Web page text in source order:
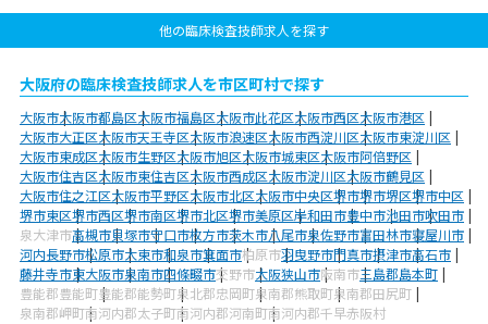
他の臨床検査技師求人を探す
大阪府の臨床検査技師求人を市区町村で探す
大阪市大阪市都島区大阪市福島区大阪市此花区大阪市西区大阪市港区
大阪市大正区大阪市天王寺区大阪市浪速区大阪市西淀川区大阪市東淀川区
大阪市東成区大阪市生野区大阪市旭区大阪市城東区大阪市阿倍野区
大阪市住吉区大阪市東住吉区大阪市西成区大阪市淀川区大阪市鶴見区
大阪市住之江区大阪市平野区大阪市北区大阪市中央区堺市堺市堺区堺市中区
堺市東区堺市西区堺市南区堺市北区堺市美原区岸和田市豊中市池田市吹田市
泉大津市高槻市貝塚市守口市枚方市茨木市八尾市泉佐野市富田林市寝屋川市
河内長野市松原市大東市和泉市箕面市柏原市羽曳野市門真市摂津市高石市
藤井寺市東大阪市泉南市四條畷市交野市大阪狭山市阪南市三島郡島本町
豊能郡豊能町豊能郡能勢町泉北郡忠岡町泉南郡熊取町泉南郡田尻町
泉南郡岬町南河内郡太子町南河内郡河南町南河内郡千早赤阪村